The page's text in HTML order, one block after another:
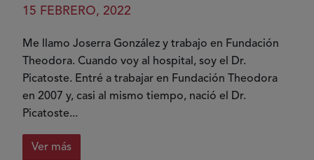
un
15 FEBRERO, 2022
Me llamo Joserra González y trabajo en Fundación
Theodora. Cuando voy al hospital, soy el Dr.
Picatoste. Entré a trabajar en Fundación Theodora
en 2007 y, casi al mismo tiempo, nació el Dr.
Picatoste...
Ver más